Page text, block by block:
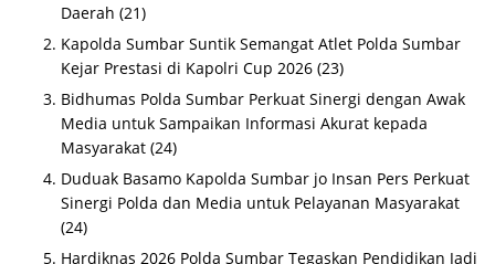
Daerah (21)
Kapolda Sumbar Suntik Semangat Atlet Polda Sumbar
Kejar Prestasi di Kapolri Cup 2026 (23)
Bidhumas Polda Sumbar Perkuat Sinergi dengan Awak
Media untuk Sampaikan Informasi Akurat kepada
Masyarakat (24)
Duduak Basamo Kapolda Sumbar jo Insan Pers Perkuat
Sinergi Polda dan Media untuk Pelayanan Masyarakat
(24)
Hardiknas 2026 Polda Sumbar Tegaskan Pendidikan Jadi